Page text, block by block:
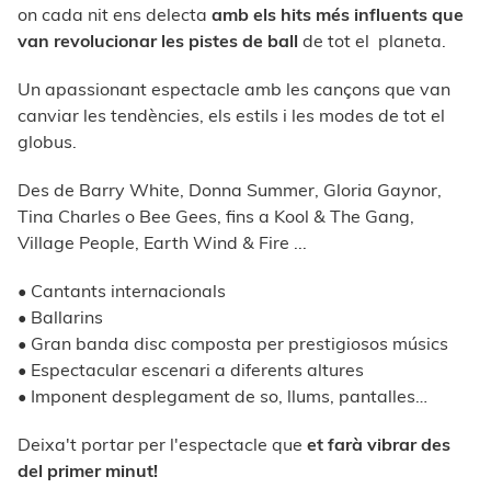
on cada nit ens delecta amb els hits més influents que
van revolucionar les pistes de ball de tot el planeta.
Un apassionant espectacle amb les cançons que van
canviar les tendències, els estils i les modes de tot el
globus.
Des de Barry White, Donna Summer, Gloria Gaynor,
Tina Charles o Bee Gees, fins a Kool & The Gang,
Village People, Earth Wind & Fire ...
• Cantants internacionals
• Ballarins
• Gran banda disc composta per prestigiosos músics
• Espectacular escenari a diferents altures
• Imponent desplegament de so, llums, pantalles…
Deixa't portar per l'espectacle que et farà vibrar des
del primer minut!